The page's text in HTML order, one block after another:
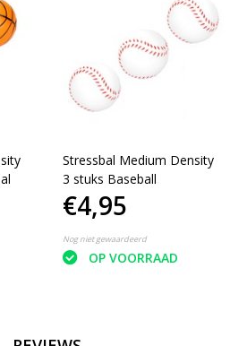
Stressbal Medium Density
3 stuks Baseball
€4,95
Nog niet gewaardeerd
OP VOORRAAD